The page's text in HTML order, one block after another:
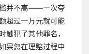
并不高——一次夸
超过一万元就可能
触犯了其他罪名，
果您在理赔过程中